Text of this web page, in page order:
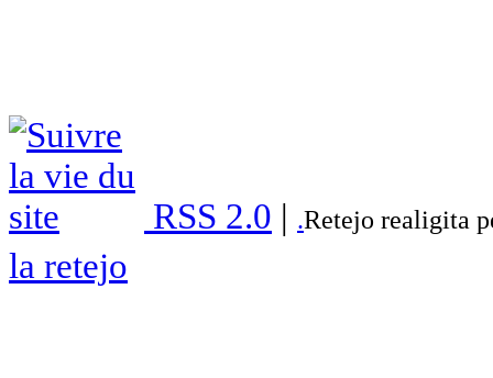
RSS 2.0 | .Retejo realigita
la retejo